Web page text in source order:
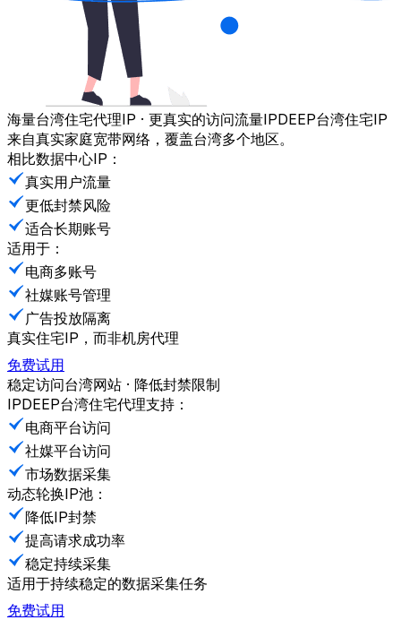
海量台湾住宅代理IP · 更真实的访问流量IPDEEP台湾住宅IP
来自真实家庭宽带网络，覆盖台湾多个地区。
相比数据中心IP：
真实用户流量
更低封禁风险
适合长期账号
适用于：
电商多账号
社媒账号管理
广告投放隔离
真实住宅IP，而非机房代理
免费试用
稳定访问台湾网站 · 降低封禁限制
IPDEEP台湾住宅代理支持：
电商平台访问
社媒平台访问
市场数据采集
动态轮换IP池：
降低IP封禁
提高请求成功率
稳定持续采集
适用于持续稳定的数据采集任务
免费试用